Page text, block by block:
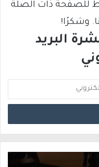
للصفحة ذات الصلة
وشكرًا!
البريد